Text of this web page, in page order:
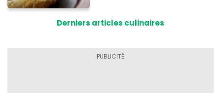
Derniers articles culinaires